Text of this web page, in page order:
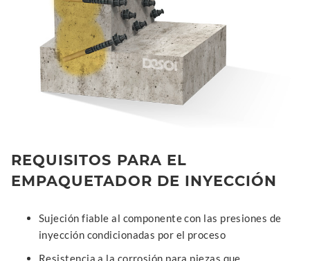
REQUISITOS PARA EL
EMPAQUETADOR DE INYECCIÓN
Sujeción fiable al componente con las presiones de
inyección condicionadas por el proceso
Resistencia a la corrosión para piezas que